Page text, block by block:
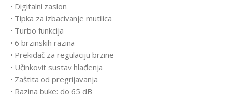
• Digitalni zaslon
• Tipka za izbacivanje mutilica
• Turbo funkcija
• 6 brzinskih razina
• Prekidač za regulaciju brzine
• Učinkovit sustav hlađenja
• Zaštita od pregrijavanja
• Razina buke: do 65 dB